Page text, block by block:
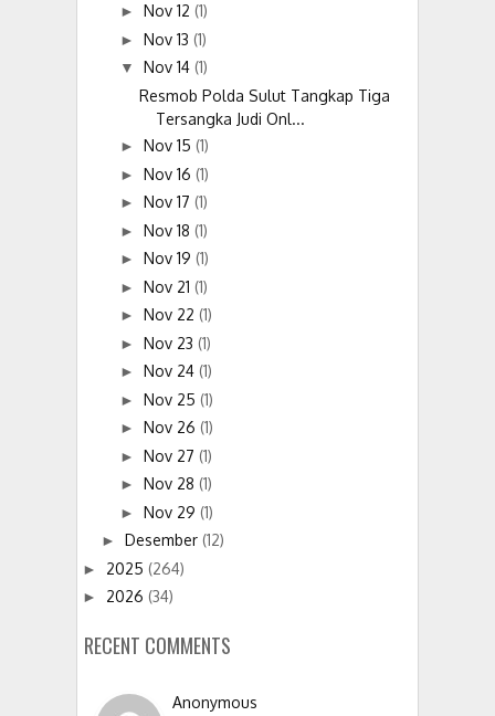
► Nov 12 (1)
► Nov 13 (1)
▼ Nov 14 (1)
Resmob Polda Sulut Tangkap Tiga
Tersangka Judi Onl...
► Nov 15 (1)
► Nov 16 (1)
► Nov 17 (1)
► Nov 18 (1)
► Nov 19 (1)
► Nov 21 (1)
► Nov 22 (1)
► Nov 23 (1)
► Nov 24 (1)
► Nov 25 (1)
► Nov 26 (1)
► Nov 27 (1)
► Nov 28 (1)
► Nov 29 (1)
► Desember (12)
► 2025 (264)
► 2026 (34)
RECENT COMMENTS
Anonymous